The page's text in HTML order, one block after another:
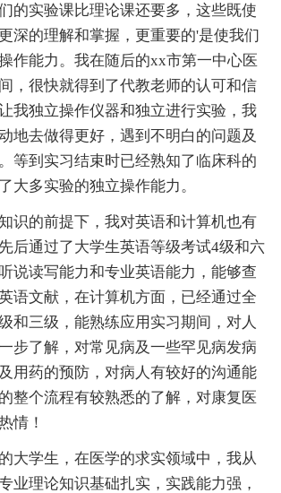
的实验课比理论课还要多，这些既使
深的理解和掌握，更重要的'是使我们
作能力。我在随后的xx市第一中心医
，很快就得到了代教老师的认可和信
我独立操作仪器和独立进行实验，我
地去做得更好，遇到不明白的问题及
等到实习结束时已经熟知了临床科的
大多实验的独立操作能力。
识的前提下，我对英语和计算机也有
后通过了大学生英语等级考试4级和六
说读写能力和专业英语能力，能够查
语文献，在计算机方面，已经通过全
和三级，能熟练应用实习期间，对人
步了解，对常见病及一些罕见病发病
用药的预防，对病人有较好的沟通能
整个流程有较熟悉的了解，对康复医
情！
大学生，在医学的求实领域中，我从
业理论知识基础扎实，实践能力强，